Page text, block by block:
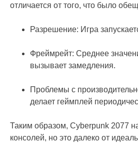
отличается от того, что было
Разрешение: Игра
Фреймрейт: Среднее
вызывает замедления.
Проблемы с
делает геймплей
Таким образом, Cyberpunk 2077
консолей, но это далеко от